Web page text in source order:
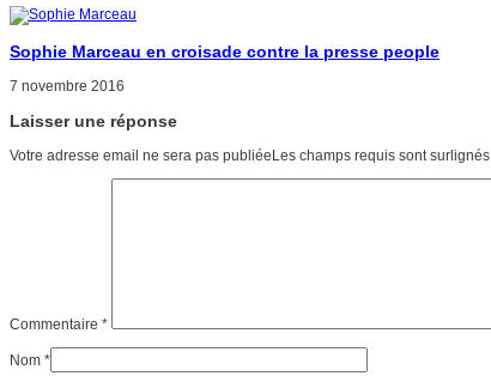
Sophie Marceau en croisade contre la presse people
7 novembre 2016
Laisser une réponse
Votre adresse email ne sera pas publiéeLes champs requis sont surlignés
Commentaire *
Nom *